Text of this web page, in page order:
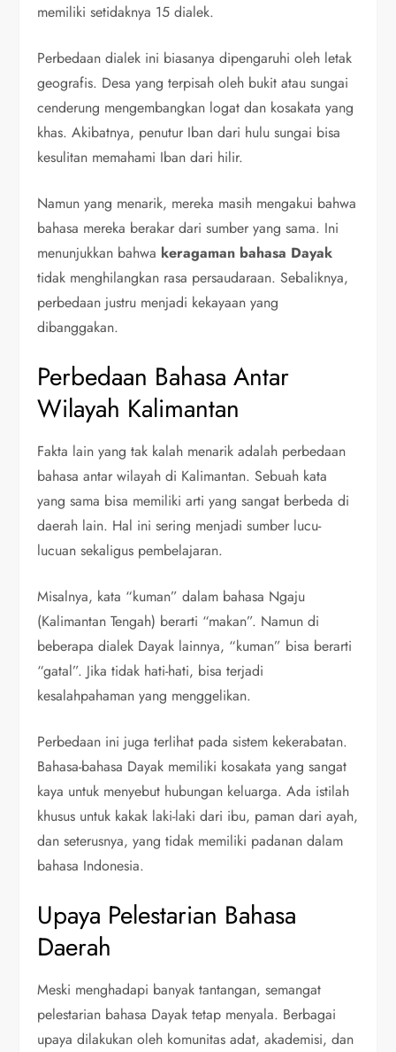
memiliki setidaknya 15 dialek.
Perbedaan dialek ini biasanya dipengaruhi oleh letak
geografis. Desa yang terpisah oleh bukit atau sungai
cenderung mengembangkan logat dan kosakata yang
khas. Akibatnya, penutur Iban dari hulu sungai bisa
kesulitan memahami Iban dari hilir.
Namun yang menarik, mereka masih mengakui bahwa
bahasa mereka berakar dari sumber yang sama. Ini
menunjukkan bahwa keragaman bahasa Dayak
tidak menghilangkan rasa persaudaraan. Sebaliknya,
perbedaan justru menjadi kekayaan yang
dibanggakan.
Perbedaan Bahasa Antar
Wilayah Kalimantan
Fakta lain yang tak kalah menarik adalah perbedaan
bahasa antar wilayah di Kalimantan. Sebuah kata
yang sama bisa memiliki arti yang sangat berbeda di
daerah lain. Hal ini sering menjadi sumber lucu-
lucuan sekaligus pembelajaran.
Misalnya, kata “kuman” dalam bahasa Ngaju
(Kalimantan Tengah) berarti “makan”. Namun di
beberapa dialek Dayak lainnya, “kuman” bisa berarti
“gatal”. Jika tidak hati-hati, bisa terjadi
kesalahpahaman yang menggelikan.
Perbedaan ini juga terlihat pada sistem kekerabatan.
Bahasa-bahasa Dayak memiliki kosakata yang sangat
kaya untuk menyebut hubungan keluarga. Ada istilah
khusus untuk kakak laki-laki dari ibu, paman dari ayah,
dan seterusnya, yang tidak memiliki padanan dalam
bahasa Indonesia.
Upaya Pelestarian Bahasa
Daerah
Meski menghadapi banyak tantangan, semangat
pelestarian bahasa Dayak tetap menyala. Berbagai
upaya dilakukan oleh komunitas adat, akademisi, dan